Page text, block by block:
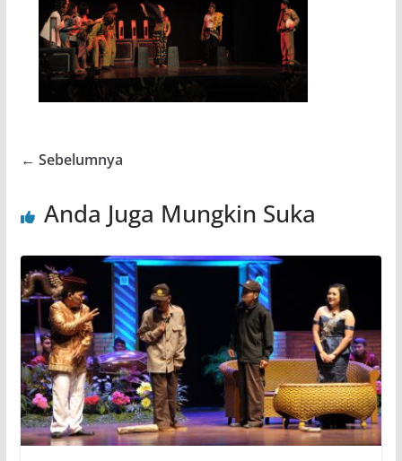
← Sebelumnya
Anda Juga Mungkin Suka